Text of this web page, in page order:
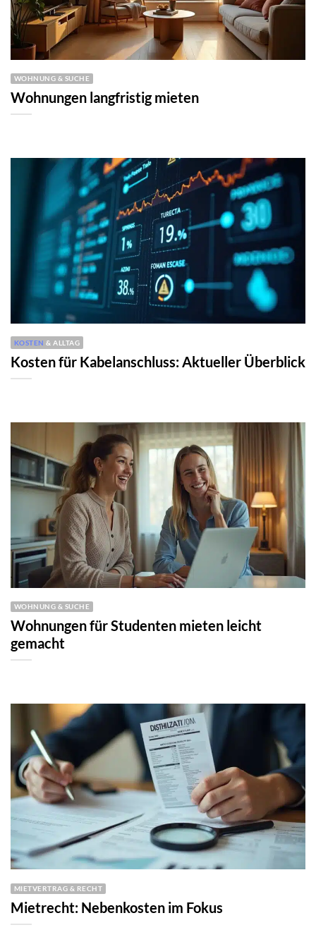
WOHNUNG & SUCHE
Wohnungen langfristig mieten
KOSTEN & ALLTAG
Kosten für Kabelanschluss: Aktueller Überblick
WOHNUNG & SUCHE
Wohnungen für Studenten mieten leicht
gemacht
MIETVERTRAG & RECHT
Mietrecht: Nebenkosten im Fokus